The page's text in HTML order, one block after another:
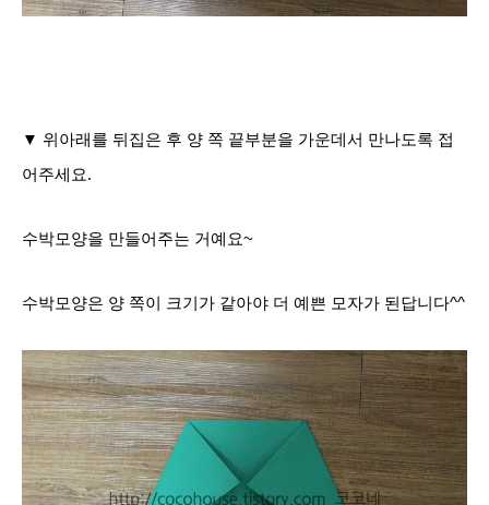
▼ 위아래를 뒤집은 후 양 쪽 끝부분을 가운데서 만나도록 접
어주세요.
수박모양을 만들어주는 거예요~
수박모양은 양 쪽이 크기가 같아야 더 예쁜 모자가 된답니다^^